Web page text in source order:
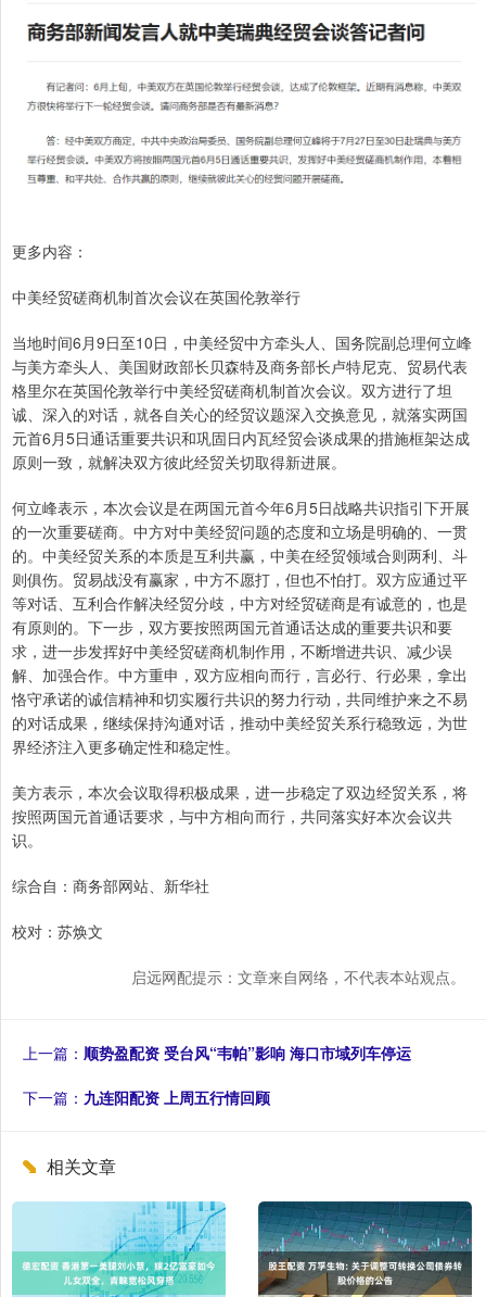
更多内容：
中美经贸磋商机制首次会议在英国伦敦举行
当地时间6月9日至10日，中美经贸中方牵头人、国务院副总理何立峰
与美方牵头人、美国财政部长贝森特及商务部长卢特尼克、贸易代表
格里尔在英国伦敦举行中美经贸磋商机制首次会议。双方进行了坦
诚、深入的对话，就各自关心的经贸议题深入交换意见，就落实两国
元首6月5日通话重要共识和巩固日内瓦经贸会谈成果的措施框架达成
原则一致，就解决双方彼此经贸关切取得新进展。
何立峰表示，本次会议是在两国元首今年6月5日战略共识指引下开展
的一次重要磋商。中方对中美经贸问题的态度和立场是明确的、一贯
的。中美经贸关系的本质是互利共赢，中美在经贸领域合则两利、斗
则俱伤。贸易战没有赢家，中方不愿打，但也不怕打。双方应通过平
等对话、互利合作解决经贸分歧，中方对经贸磋商是有诚意的，也是
有原则的。下一步，双方要按照两国元首通话达成的重要共识和要
求，进一步发挥好中美经贸磋商机制作用，不断增进共识、减少误
解、加强合作。中方重申，双方应相向而行，言必行、行必果，拿出
恪守承诺的诚信精神和切实履行共识的努力行动，共同维护来之不易
的对话成果，继续保持沟通对话，推动中美经贸关系行稳致远，为世
界经济注入更多确定性和稳定性。
美方表示，本次会议取得积极成果，进一步稳定了双边经贸关系，将
按照两国元首通话要求，与中方相向而行，共同落实好本次会议共
识。
综合自：商务部网站、新华社
校对：苏焕文
启远网配提示：文章来自网络，不代表本站观点。
上一篇： 顺势盈配资 受台风“韦帕”影响 海口市域列车停运
下一篇： 九连阳配资 上周五行情回顾
相关文章